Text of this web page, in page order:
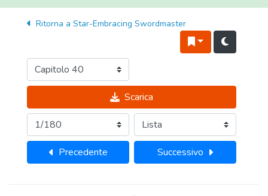
Ritorna a Star-Embracing Swordmaster
Scarica
Precedente Successivo